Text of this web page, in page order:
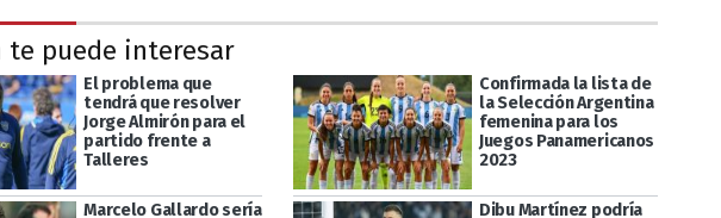
te puede interesar
El problema que
tendrá que resolver
Jorge Almirón para el
partido frente a
Talleres
Confirmada la lista de
la Selección Argentina
femenina para los
Juegos Panamericanos
2023
Marcelo Gallardo sería
Dibu Martínez podría